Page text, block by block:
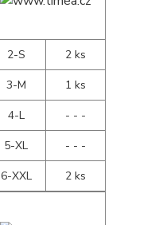
2-S
2 ks
3-M
1 ks
4-L
- - -
5-XL
- - -
6-XXL
2 ks